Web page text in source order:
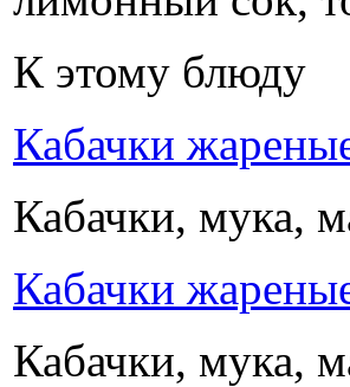
К этому блюду
Кабачки
Кабачки, мука,
Кабачки
Кабачки, мука,